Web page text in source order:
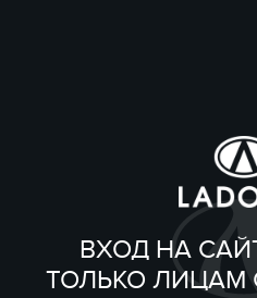
ВХОД НА
ТОЛЬКО ЛИЦАМ